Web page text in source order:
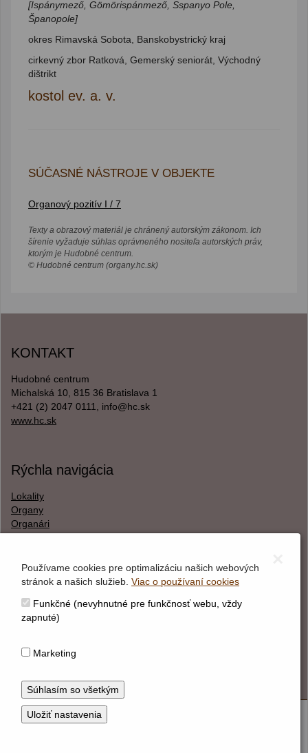
[Ispánymező, Gömörispánmező, Sspanyo Pole,
Španopole]
okres Rimavská Sobota, Banskobystrický kraj
cirkevný zbor Ratková, Gemerský seniorát, Východný
dištrikt
kostol ev. a. v.
SÚČASNÉ NÁSTROJE V OBJEKTE
Organový pozitív I / 7
Texty a obrazový materiál je chránený autorským zákonom. Ich
šírenie vyžaduje súhlas oprávneného nositeľa autorských práv,
ktorým je Hudobné centrum.
© Hudobné centrum (organy.hc.sk)
KONTAKT
Hudobné centrum
Michalská 10, 815 36 Bratislava 1
+421 (2) 2047 0111, info@hc.sk
www.hc.sk
Rýchla navigácia
Lokality
Organy
Organári
O webstránke
Správca obsahu
Vyhlásenie o cookies
© Hudobné centrum 2026
Používame cookies pre optimalizáciu našich webových
stránok a našich služieb. Viac o používaní cookies
Funkčné (nevyhnutné pre funkčnosť webu, vždy
zapnuté)
Marketing